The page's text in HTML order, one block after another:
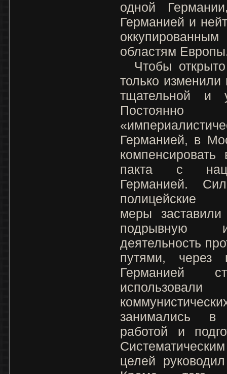
одной
Германией и
областям
Чтобы
только
тщательной и
Германией, в
компенсировать
пакта с
Германией.
полицейские
меры
подрывную и
деятельность
путями,
Германией
занимались в
работой и
целей